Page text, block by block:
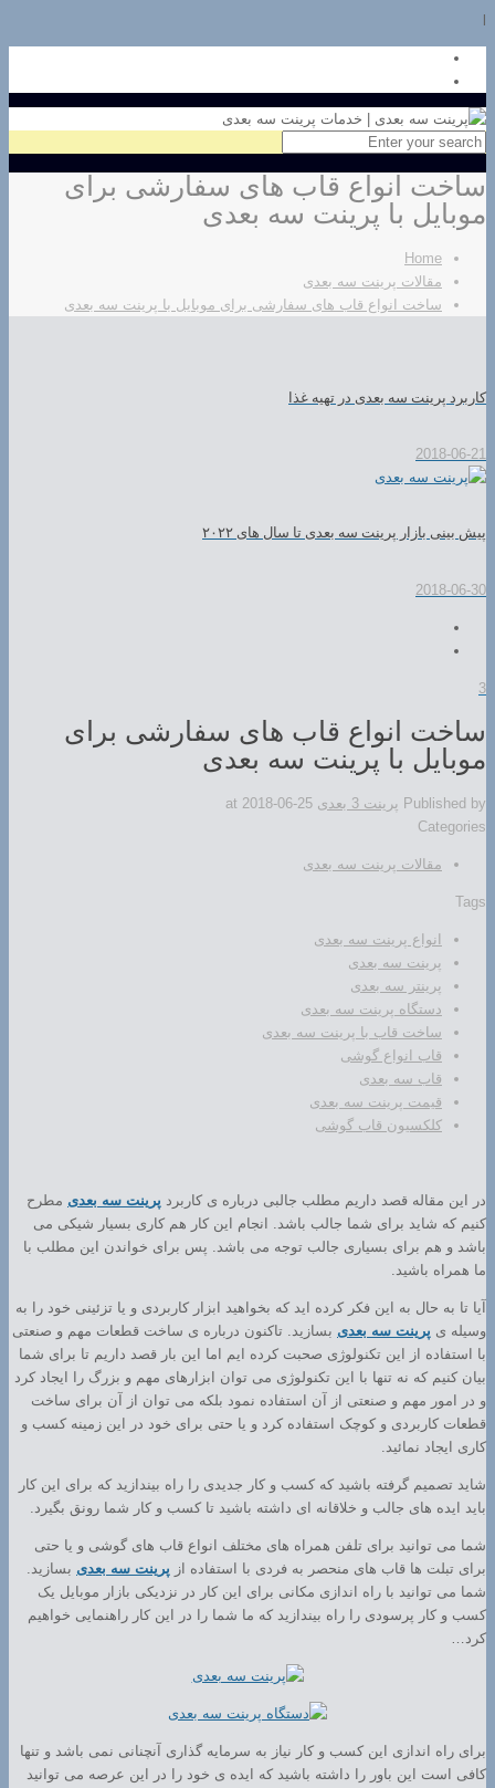
ساخت انواع قاب های سفارشی برای
موبایل با پرینت سه بعدی
Home
مقالات پرینت سه بعدی
ساخت انواع قاب های سفارشی برای موبایل با پرینت سه بعدی
کاربرد پرینت سه بعدی در تهیه غذا
2018-06-21
پیش بینی بازار پرینت سه بعدی تا سال های ۲۰۲۲
2018-06-30
3
ساخت انواع قاب های سفارشی برای
موبایل با پرینت سه بعدی
Published by پرینت 3 بعدی at 2018-06-25
Categories
مقالات پرینت سه بعدی
Tags
انواع پرینت سه بعدی
پرینت سه بعدی
پرینتر سه بعدی
دستگاه پرینت سه بعدی
ساخت قاب با پرینت سه بعدی
قاب انواع گوشی
قاب سه بعدی
قیمت پرینت سه بعدی
کلکسیون قاب گوشی
در این مقاله قصد داریم مطلب جالبی درباره ی کاربرد پرینت سه بعدی مطرح
کنیم که شاید برای شما جالب باشد. انجام این کار هم کاری بسیار شیکی می
باشد و هم برای بسیاری جالب توجه می باشد. پس برای خواندن این مطلب با
ما همراه باشید.
آیا تا به حال به این فکر کرده اید که بخواهید ابزار کاربردی و یا تزئینی خود را به
وسیله ی پرینت سه بعدی بسازید. تاکنون درباره ی ساخت قطعات مهم و صنعتی
با استفاده از این تکنولوژی صحبت کرده ایم اما این بار قصد داریم تا برای شما
بیان کنیم که نه تنها با این تکنولوژی می توان ابزارهای مهم و بزرگ را ایجاد کرد
و در امور مهم و صنعتی از آن استفاده نمود بلکه می توان از آن برای ساخت
قطعات کاربردی و کوچک استفاده کرد و یا حتی برای خود در این زمینه کسب و
کاری ایجاد نمائید.
شاید تصمیم گرفته باشید که کسب و کار جدیدی را راه بیندازید که برای این کار
باید ایده های جالب و خلاقانه ای داشته باشید تا کسب و کار شما رونق بگیرد.
شما می توانید برای تلفن همراه های مختلف انواع قاب های گوشی و یا حتی
برای تبلت ها قاب های منحصر به فردی با استفاده از پرینت سه بعدی بسازید.
شما می توانید با راه اندازی مکانی برای این کار در نزدیکی بازار موبایل یک
کسب و کار پرسودی را راه بیندازید که ما شما را در این کار راهنمایی خواهیم
کرد…
برای راه اندازی این کسب و کار نیاز به سرمایه گذاری آنچنانی نمی باشد و تنها
کافی است این باور را داشته باشید که ایده ی خود را در این عرصه می توانید